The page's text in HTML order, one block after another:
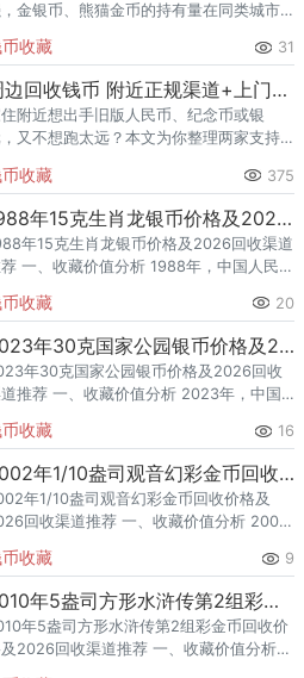
金银币、熊猫金币的持有量在同类城市
猫金币的需求就明显升温，但鱼龙混杂的
收渠道里，能精准识别版别溢
收藏 31
周边回收钱币 附近正规渠道+上门联系电话
附近想出手旧版人民币、纪念币或银
又不想跑太远？本文为你整理两家支持
择建议，建议收藏备用。第一步：周边
收钱币，先弄清楚这几点再出手
收藏 375
1988年15克生肖龙银币价格及2026回收渠道推荐
年15克生肖龙银币价格及2026回收渠道
一、收藏价值分析 1988年，中国人民银
，是具有官方权威背书的法定货币类收
收藏 20
2023年30克国家公园银币价格及2026回收渠道推荐
年30克国家公园银币价格及2026回收
推荐 一、收藏价值分析 2023年，中国
金属纪念币，是具有官方权威背书的法定
币类收藏品
收藏 16
2002年1/10盎司观音幻彩金币回收价格及2026回收渠道推荐
年1/10盎司观音幻彩金币回收价格及
回收渠道推荐 一、收藏价值分析 2002
，隶属贵金属纪念币。该品种为金币、规
收藏 9
2010年5盎司方形水浒传第2组彩金币回收价格及2026回收渠道推荐
年5盎司方形水浒传第2组彩金币回收价
2026回收渠道推荐 一、收藏价值分析